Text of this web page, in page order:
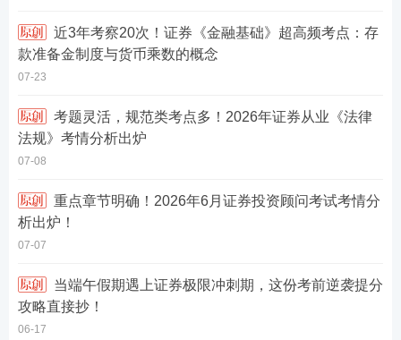
款准备金制度与货币乘数的概念
07-23
法规》考情分析出炉
07-08
析出炉！
07-07
攻略直接抄！
06-17